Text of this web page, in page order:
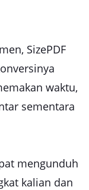
SizePDF
waktu,
sementara
mengunduh
kalian dan